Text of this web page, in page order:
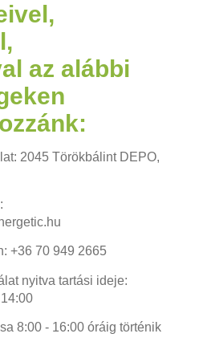
az alábbi
2045 Törökbálint DEPO,
+36 70 949 2665
nyitva tartási ideje:
8:00 - 16:00 óráig történik